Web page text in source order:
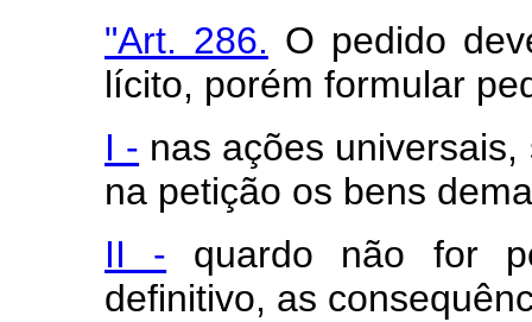
"Art. 286. O pedido
lícito, porém formular
I - nas ações
na petição os bens
II - quardo não for
definitivo, as